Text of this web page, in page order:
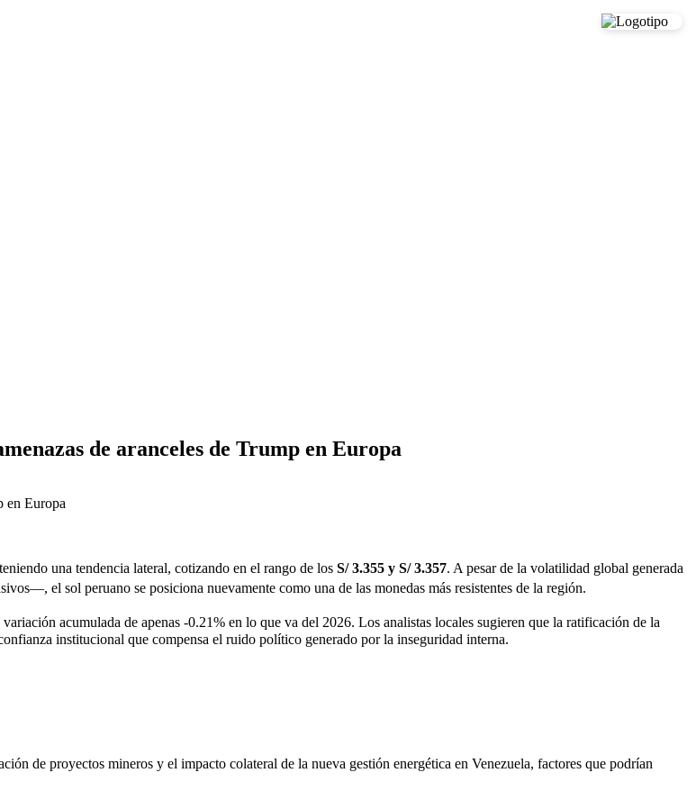
de aranceles de Trump en Europa
una tendencia lateral, cotizando en el rango de los S/ 3.355 y S/ 3.357. A pesar de la volatilidad global generada
el sol peruano se posiciona nuevamente como una de las monedas más resistentes de la región.
acumulada de apenas -0.21% en lo que va del 2026. Los analistas locales sugieren que la ratificación de la
institucional que compensa el ruido político generado por la inseguridad interna.
de proyectos mineros y el impacto colateral de la nueva gestión energética en Venezuela, factores que podrían